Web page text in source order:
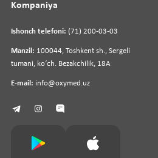
Ishonch telefoni: (71) 200-03-03
Manzil: 100044, Toshkent sh., Sergeli
tumani, koʻch. Bezakchilik, 18A
E-mail: info@oxymed.uz
Kompaniya